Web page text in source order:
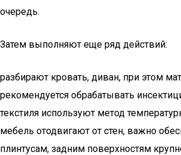
очередь.
Затем выполняют еще ряд действий:
разбирают кровать, диван, при этом
рекомендуется обрабатывать
текстиля используют метод
мебель отодвигают от стен, важно
плинтусам, задним поверхностям